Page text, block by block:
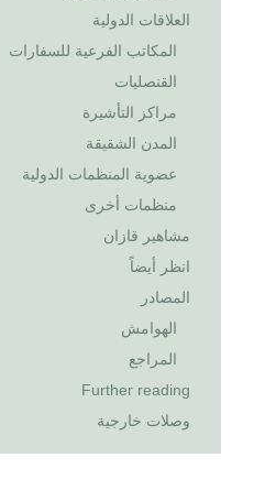
العلاقات الدولية
المكاتب الفرعية للسفارات
القنصليات
مراكز التأشيرة
المدن الشقيقة
عضوية المنظمات الدولية
منظمات أخرى
مشاهير قازان
انظر أيضاً
المصادر
الهوامش
المراجع
Further reading
وصلات خارجية